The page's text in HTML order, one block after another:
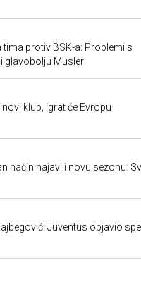
tima protiv BSK-a: Problemi s
glavobolju Musleri
klub, igrat će Evropu
način najavili novu sezonu:
Juventus objavio